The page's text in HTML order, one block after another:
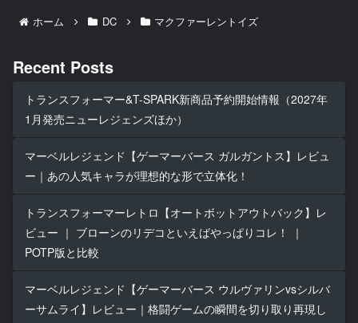
ホーム DC マクファーレントイズ
Recent Posts
トランスフォーマー&T-SPARK新商品予約開始情報（2027年
1月発売ニューレジェンズほか）
マーベルレジェンド【ゲーマーバース ガルガントス】レビュ
ー｜あの人気キャラが理想的な形で立体化！
トランスフォーマーレトロ【オートボットアウトバック】レ
ビュー ｜ ブローンのリデコといえばやっぱりコレ！ ｜
POTP版と比較
マーベルレジェンド【ゲーマーバース ウルヴァリンvsシルバ
ーサムライ】レビュー｜格闘ゲームの瞬間を切り取り再現し